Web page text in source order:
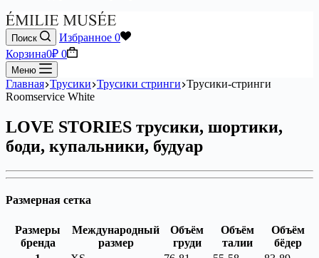
Поиск Избранное 0
Корзина0₽ 0
Меню
Главная Трусики Трусики стринги Трусики-стринги
Roomservice White
LOVE STORIES трусики, шортики,
боди, купальники, будуар
Размерная сетка
Размеры
бренда
Международный
размер
Объём
груди
Объём
талии
Объём
бёдер